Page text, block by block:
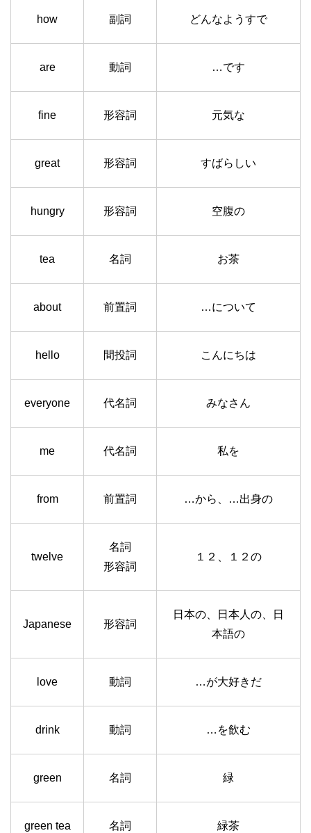
how 副詞 どんなようすで
are 動詞 …です
fine 形容詞 元気な
great 形容詞 すばらしい
hungry 形容詞 空腹の
tea 名詞 お茶
about 前置詞 …について
hello 間投詞 こんにちは
everyone 代名詞 みなさん
me 代名詞 私を
from 前置詞 …から、…出身の
twelve
名詞
形容詞
１２、１２の
Japanese 形容詞
日本の、日本人の、日
本語の
love 動詞 …が大好きだ
drink 動詞 …を飲む
green 名詞 緑
green tea 名詞 緑茶